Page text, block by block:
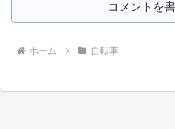
コメントを
ホーム 自転車